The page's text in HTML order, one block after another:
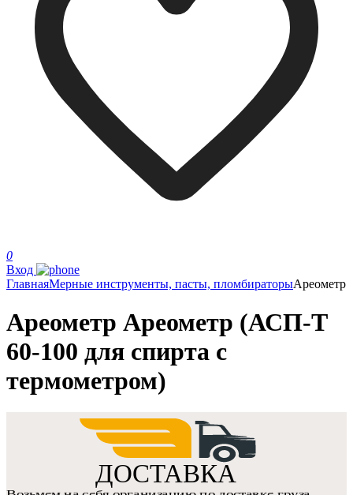
0
Вход
ГлавнаяМерные инструменты, пасты, пломбираторыАреометр
Ареометр Ареометр (АСП-Т
60-100 для спирта с
термометром)